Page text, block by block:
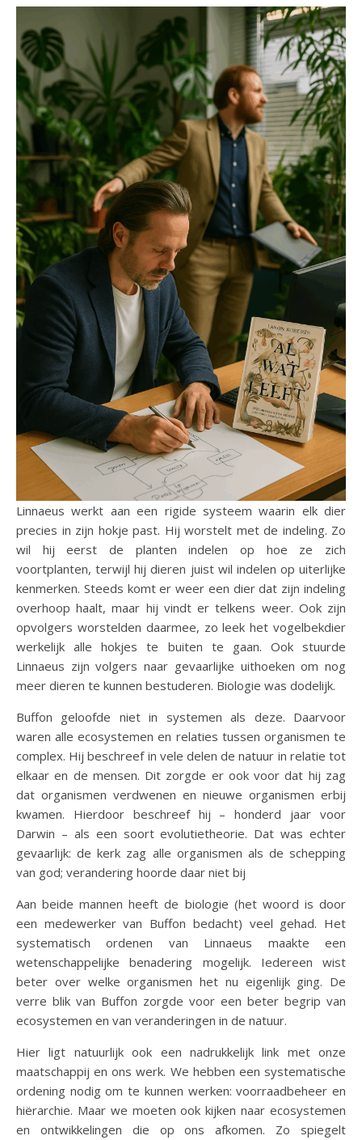
Linnaeus werkt aan een rigide systeem waarin elk dier
precies in zijn hokje past. Hij worstelt met de indeling. Zo
wil hij eerst de planten indelen op hoe ze zich
voortplanten, terwijl hij dieren juist wil indelen op uiterlijke
kenmerken. Steeds komt er weer een dier dat zijn indeling
overhoop haalt, maar hij vindt er telkens weer. Ook zijn
opvolgers worstelden daarmee, zo leek het vogelbekdier
werkelijk alle hokjes te buiten te gaan. Ook stuurde
Linnaeus zijn volgers naar gevaarlijke uithoeken om nog
meer dieren te kunnen bestuderen. Biologie was dodelijk.
Buffon geloofde niet in systemen als deze. Daarvoor
waren alle ecosystemen en relaties tussen organismen te
complex. Hij beschreef in vele delen de natuur in relatie tot
elkaar en de mensen. Dit zorgde er ook voor dat hij zag
dat organismen verdwenen en nieuwe organismen erbij
kwamen. Hierdoor beschreef hij – honderd jaar voor
Darwin – als een soort evolutietheorie. Dat was echter
gevaarlijk: de kerk zag alle organismen als de schepping
van god; verandering hoorde daar niet bij
Aan beide mannen heeft de biologie (het woord is door
een medewerker van Buffon bedacht) veel gehad. Het
systematisch ordenen van Linnaeus maakte een
wetenschappelijke benadering mogelijk. Iedereen wist
beter over welke organismen het nu eigenlijk ging. De
verre blik van Buffon zorgde voor een beter begrip van
ecosystemen en van veranderingen in de natuur.
Hier ligt natuurlijk ook een nadrukkelijk link met onze
maatschappij en ons werk. We hebben een systematische
ordening nodig om te kunnen werken: voorraadbeheer en
hiërarchie. Maar we moeten ook kijken naar ecosystemen
en ontwikkelingen die op ons afkomen. Zo spiegelt